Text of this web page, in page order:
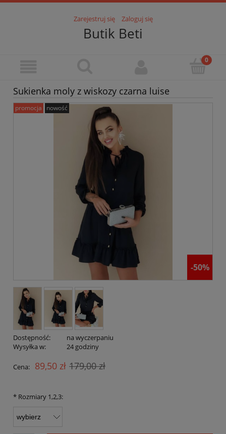
Zarejestruj się Zaloguj się
Butik Beti
Sukienka moly z wiskozy czarna luise
promocja nowość
-50%
Dostępność:
na wyczerpaniu
Wysyłka w:
24 godziny
Cena: 89,50 zł 179,00 zł
* Rozmiary 1,2,3: